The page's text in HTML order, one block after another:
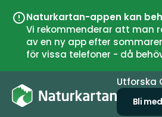
Naturkartan-appen kan
Vi rekommenderar att man
av en ny app efter
för vissa telefoner - då
Utforska
Bli